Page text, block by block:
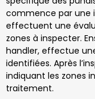
commence par une
effectuent une
zones à inspecter.
handler, effectue
identifiées. Après
indiquant les zones
traitement.